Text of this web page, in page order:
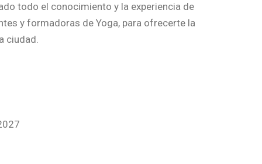
todo el conocimiento y la experiencia de
y formadoras de Yoga, para ofrecerte la
ciudad.